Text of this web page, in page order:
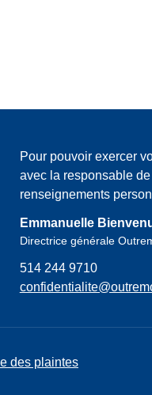
Pour pouvoir exercer
avec la responsable
renseignements
Emmanuelle
Directrice générale
514 244 9710
des plaintes